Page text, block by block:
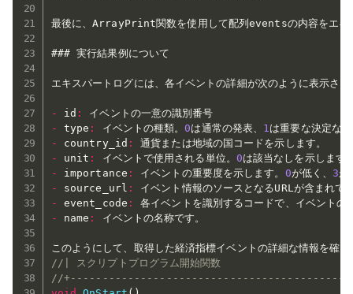
最後に、ArrayPrint関数を使用して配列eventsの内容をエキス
### 実行結果例について
エキスパートログには、各イベントの詳細が次のように表示され
- id :
-
type : イベントの種類。0は通常の発表、 1
-
country_id :
-
unit : イベントで使用される単位。 0
-
importance : イベントの重要度を示します。 0が低く、3
-
source_url :
-
event_code :
-
name : イベントの名称です。
このようにして、取得した経済指標イベントの詳細な情報を確
//| スクリプトプログラム開始関数
//